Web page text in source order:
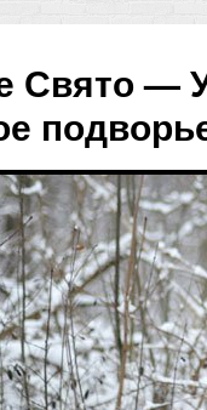
Свято —